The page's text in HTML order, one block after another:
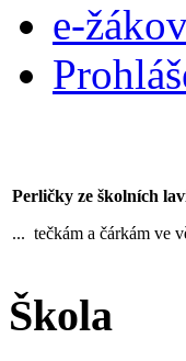
e-
Perličky ze školních
... tečkám a čárkám ve
Škola